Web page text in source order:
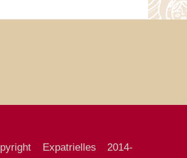
Expatrielles 2014-